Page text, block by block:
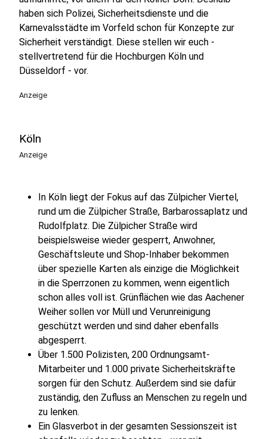
haben sich Polizei, Sicherheitsdienste und die
Karnevalsstädte im Vorfeld schon für Konzepte zur
Sicherheit verständigt. Diese stellen wir euch -
stellvertretend für die Hochburgen Köln und
Düsseldorf - vor.
Anzeige
Köln
Anzeige
In Köln liegt der Fokus auf das Zülpicher Viertel,
rund um die Zülpicher Straße, Barbarossaplatz und
Rudolfplatz. Die Zülpicher Straße wird
beispielsweise wieder gesperrt, Anwohner,
Geschäftsleute und Shop-Inhaber bekommen
über spezielle Karten als einzige die Möglichkeit
in die Sperrzonen zu kommen, wenn eigentlich
schon alles voll ist. Grünflächen wie das Aachener
Weiher sollen vor Müll und Verunreinigung
geschützt werden und sind daher ebenfalls
abgesperrt.
Über 1.500 Polizisten, 200 Ordnungsamt-
Mitarbeiter und 1.000 private Sicherheitskräfte
sorgen für den Schutz. Außerdem sind sie dafür
zuständig, den Zufluss an Menschen zu regeln und
zu lenken.
Ein Glasverbot in der gesamten Sessionszeit ist